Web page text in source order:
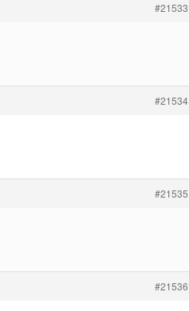
#21533
#21534
#21535
#21536